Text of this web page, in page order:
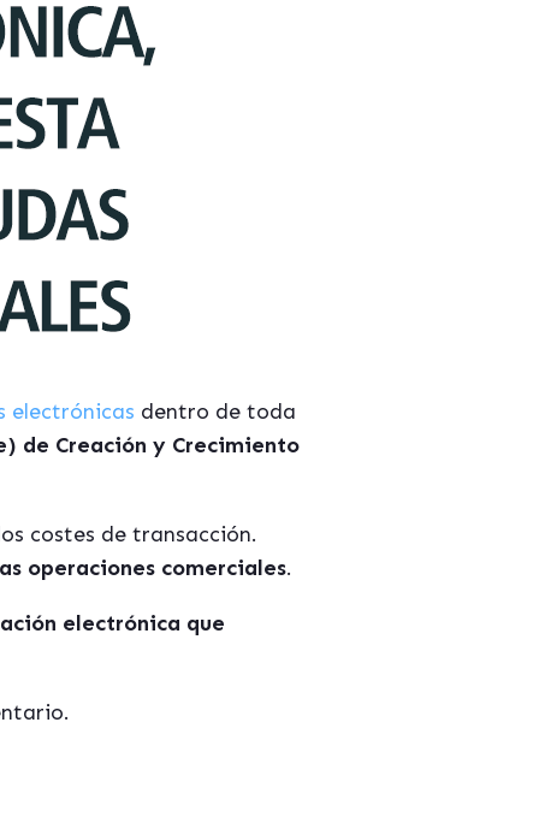
electrónicas dentro de toda
de Creación y Crecimiento
costes de transacción.
operaciones comerciales.
electrónica que